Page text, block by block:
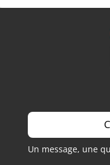
Un message, une